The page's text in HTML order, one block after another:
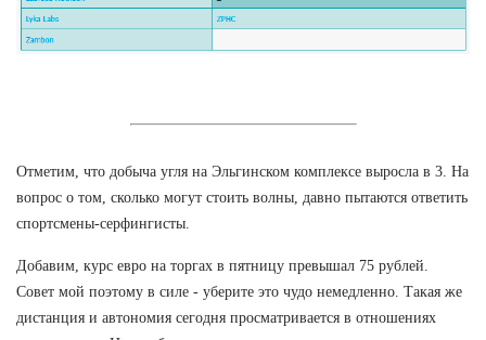
Отметим, что добыча угля на Эльгинском комплексе выросла в 3. На
вопрос о том, сколько могут стоить волны, давно пытаются ответить
спортсмены-серфингисты.
Добавим, курс евро на торгах в пятницу превышал 75 рублей.
Совет мой поэтому в силе - уберите это чудо немедленно. Такая же
дистанция и автономия сегодня просматривается в отношениях